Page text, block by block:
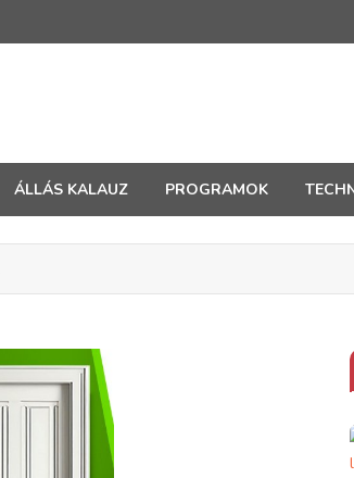
ÁLLÁS KALAUZ PROGRAMOK